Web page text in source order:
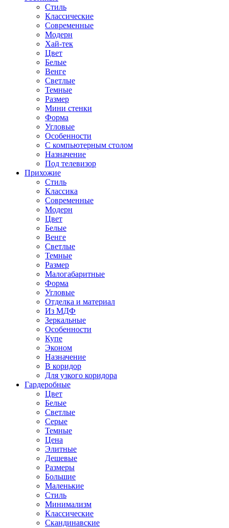
Стиль
Классические
Современные
Модерн
Хай-тек
Цвет
Белые
Венге
Светлые
Темные
Размер
Мини стенки
Форма
Угловые
Особенности
С компьютерным столом
Назначение
Под телевизор
Прихожие
Стиль
Классика
Современные
Модерн
Цвет
Белые
Венге
Светлые
Темные
Размер
Малогабаритные
Форма
Угловые
Отделка и материал
Из МДФ
Зеркальные
Особенности
Купе
Эконом
Назначение
В коридор
Для узкого коридора
Гардеробные
Цвет
Белые
Светлые
Серые
Темные
Цена
Элитные
Дешевые
Размеры
Большие
Маленькие
Стиль
Минимализм
Классические
Скандинавские